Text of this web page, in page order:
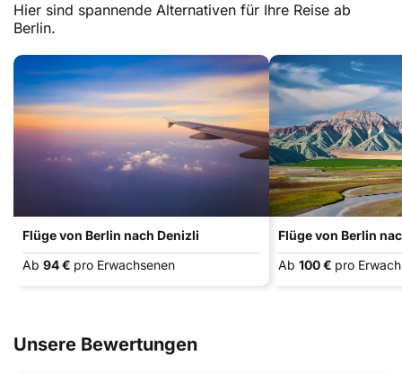
Hier sind spannende Alternativen für Ihre Reise ab
Berlin.
Flüge von Berlin nach Denizli
Ab 94 € pro Erwachsenen
Flüge von Berlin
Ab 100 € pro
Unsere Bewertungen